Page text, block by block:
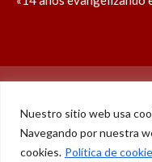
Nuestro sitio web usa
Navegando por nuestra
cookies. Política de